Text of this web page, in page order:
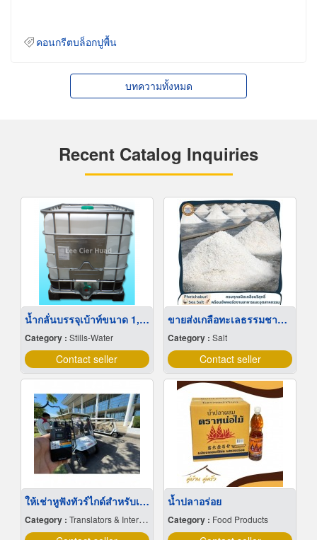
คอนกรีตบล็อกปูพื้น
บทความทั้งหมด
Recent Catalog Inquiries
น้ำกลั่นบรรจุเบ้าท์ขนาด 1,000 ลิตร
Category : Stills-Water
Contact seller
ขายส่งเกลือทะเลธรรมชาติ มีเก็บเงินปลายทาง
Category : Salt
Contact seller
ให้เช่าหูฟังทัวร์ไกด์สำหรับเยี่ยมชมโรงงาน
Category : Translators & Interpreters
น้ำปลาอร่อย
Category : Food Products